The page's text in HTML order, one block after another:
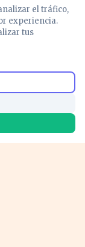
el tráfico,
experiencia.
tus